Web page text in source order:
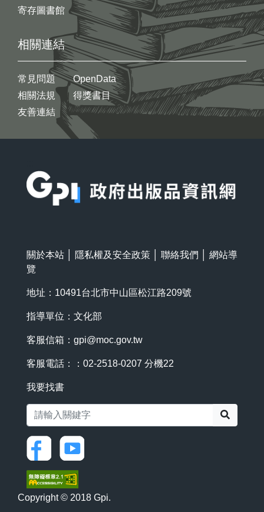
寄存圖書館
相關連結
常見問題
相關法規
友善連結
OpenData
得獎書目
關於本站 隱私權及安全政策 聯絡我們
網站導
覽
地址：10491台北市中山區松江路209號
指導單位：文化部
客服信箱： gpi@moc.gov.tw
客服電話：：02-2518-0207 分機22
我要找書
Copyright © 2018 Gpi.